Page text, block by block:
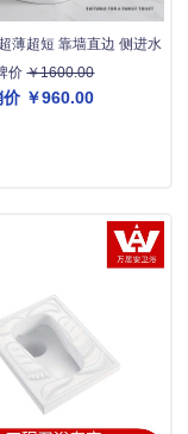
薄超短 靠墙直边 侧进水
价￥1600.00
价 ￥960.00